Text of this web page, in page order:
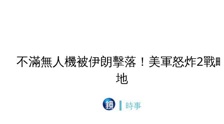
不滿無人機被伊朗擊落！美軍怒炸2戰
地
時事